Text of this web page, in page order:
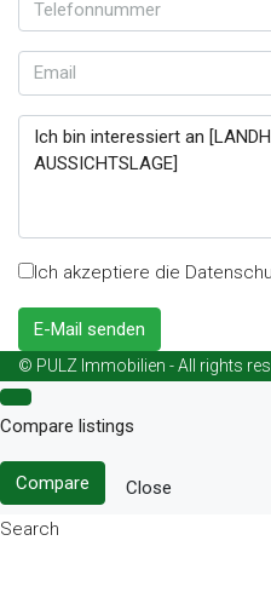
Ich akzeptiere die
E-Mail senden
© PULZ Immobilien - All rights
Compare listings
Compare
Close
Search